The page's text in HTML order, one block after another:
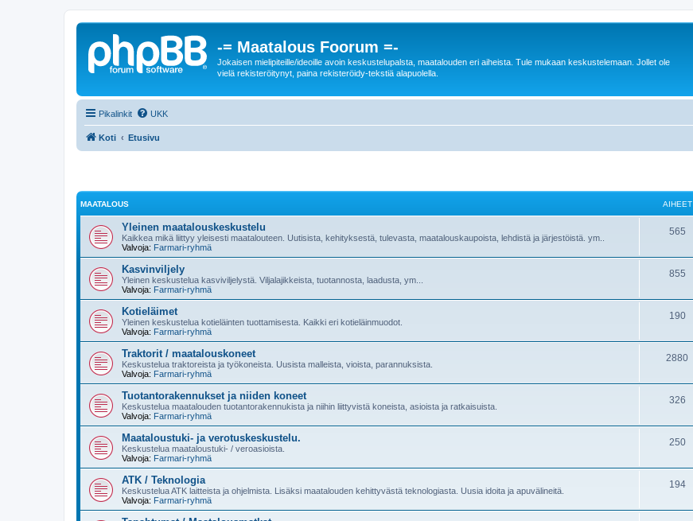
-= Maatalous Foorum =-
Jokaisen mielipiteille/ideoille avoin keskustelupalsta, maatalouden eri aiheista. Tule mukaan keskustelemaan. Jollet ole
vielä rekisteröitynyt, paina rekisteröidy-tekstiä alapuolella.
Pikalinkit UKK
Koti Etusivu
MAATALOUS AIHEET
Yleinen maatalouskeskustelu
Kaikkea mikä liittyy yleisesti maatalouteen. Uutisista, kehityksestä, tulevasta, maatalouskaupoista, lehdistä ja järjestöistä. ym..
Valvoja: Farmari-ryhmä
565
Kasvinviljely
Yleinen keskustelua kasviviljelystä. Viljalajikkeista, tuotannosta, laadusta, ym...
Valvoja: Farmari-ryhmä
855
Kotieläimet
Yleinen keskustelua kotieläinten tuottamisesta. Kaikki eri kotieläinmuodot.
Valvoja: Farmari-ryhmä
190
Traktorit / maatalouskoneet
Keskustelua traktoreista ja työkoneista. Uusista malleista, vioista, parannuksista.
Valvoja: Farmari-ryhmä
2880
Tuotantorakennukset ja niiden koneet
Keskustelua maatalouden tuotantorakennukista ja niihin liittyvistä koneista, asioista ja ratkaisuista.
Valvoja: Farmari-ryhmä
326
Maataloustuki- ja verotuskeskustelu.
Keskustelua maataloustuki- / veroasioista.
Valvoja: Farmari-ryhmä
250
ATK / Teknologia
Keskustelua ATK laitteista ja ohjelmista. Lisäksi maatalouden kehittyvästä teknologiasta. Uusia idoita ja apuvälineitä.
Valvoja: Farmari-ryhmä
194